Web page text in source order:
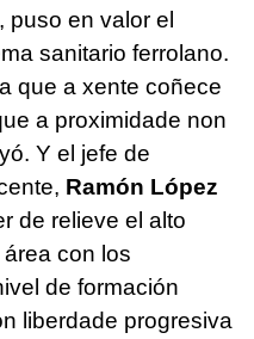
, puso en valor el
sanitario ferrolano.
que a xente coñece
a proximidade non
Y el jefe de
Ramón López
de relieve el alto
con los
de formación
liberdade progresiva